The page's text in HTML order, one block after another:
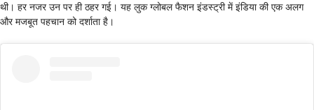
थी। हर नजर उन पर ही ठहर गई। यह लुक ग्लोबल फैशन इंडस्ट्री में इंडिया की एक अलग
और मजबूत पहचान को दर्शाता है।